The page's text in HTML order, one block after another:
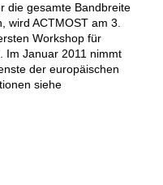
die gesamte Bandbreite
wird ACTMOST am 3.
Workshop für
Im Januar 2011 nimmt
der europäischen
siehe